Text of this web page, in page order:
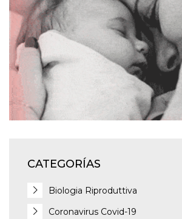
CATEGORÍAS
Biologia Riproduttiva
Coronavirus Covid-19